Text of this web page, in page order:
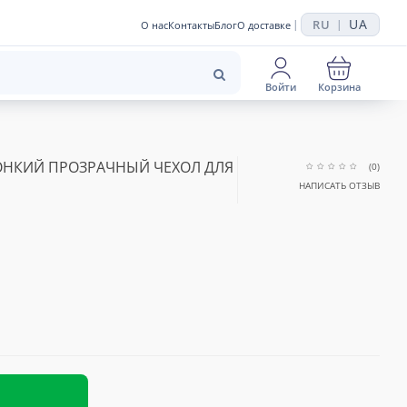
О насКонтактыБлогО доставке | RU | UA
Войти Корзина
ПРОЗРАЧНЫЙ ЧЕХОЛ ДЛЯ
(0)
НАПИСАТЬ ОТЗЫВ